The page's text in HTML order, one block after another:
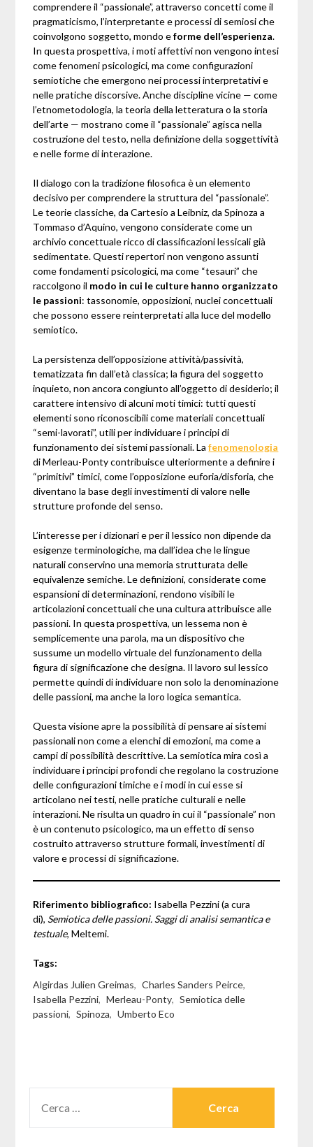
comprendere il “passionale”, attraverso concetti come il
pragmaticismo, l’interpretante e processi di semiosi che
coinvolgono soggetto, mondo eforme dell’esperienza.
In questa prospettiva, i moti affettivi non vengono intesi
come fenomeni psicologici, ma come configurazioni
semiotiche che emergono nei processi interpretativi e
nelle pratiche discorsive. Anche discipline vicine — come
l’etnometodologia, la teoria della letteratura o la storia
dell’arte — mostrano come il “passionale” agisca nella
costruzione del testo, nella definizione della soggettività
e nelle forme di interazione.
Il dialogo con la tradizione filosofica è un elemento
decisivo per comprendere la struttura del “passionale”.
Le teorie classiche, da Cartesio a Leibniz, da Spinoza a
Tommaso d’Aquino, vengono considerate come un
archivio concettuale ricco di classificazioni lessicali già
sedimentate. Questi repertori non vengono assunti
come fondamenti psicologici, ma come “tesauri” che
raccolgono il modo in cui le culture hanno organizzato
le passioni: tassonomie, opposizioni, nuclei concettuali
che possono essere reinterpretati alla luce del modello
semiotico.
La persistenza dell’opposizione attività/passività,
tematizzata fin dall’età classica; la figura del soggetto
inquieto, non ancora congiunto all’oggetto di desiderio; il
carattere intensivo di alcuni moti timici: tutti questi
elementi sono riconoscibili come materiali concettuali
“semi-lavorati”, utili per individuare i principi di
funzionamento dei sistemi passionali. Lafenomenologia
di Merleau-Ponty contribuisce ulteriormente a definire i
“primitivi” timici, come l’opposizione euforia/disforia, che
diventano la base degli investimenti di valore nelle
strutture profonde del senso.
L’interesse per i dizionari e per il lessico non dipende da
esigenze terminologiche, ma dall’idea che le lingue
naturali conservino una memoria strutturata delle
equivalenze semiche. Le definizioni, considerate come
espansioni di determinazioni, rendono visibili le
articolazioni concettuali che una cultura attribuisce alle
passioni. In questa prospettiva, un lessema non è
semplicemente una parola, ma un dispositivo che
sussume un modello virtuale del funzionamento della
figura di significazione che designa. Il lavoro sul lessico
permette quindi di individuare non solo la denominazione
delle passioni, ma anche la loro logica semantica.
Questa visione apre la possibilità di pensare ai sistemi
passionali non come a elenchi di emozioni, ma come a
campi di possibilità descrittive. La semiotica mira così a
individuare i principi profondi che regolano la costruzione
delle configurazioni timiche e i modi in cui esse si
articolano nei testi, nelle pratiche culturali e nelle
interazioni. Ne risulta un quadro in cui il “passionale” non
è un contenuto psicologico, ma un effetto di senso
costruito attraverso strutture formali, investimenti di
valore e processi di significazione.
Riferimento bibliografico: Isabella Pezzini (a cura
di), Semiotica delle passioni. Saggi di analisi semantica e
testuale, Meltemi.
Tags:
Algirdas Julien Greimas, Charles Sanders Peirce,
Isabella Pezzini, Merleau-Ponty, Semiotica delle
passioni, Spinoza, Umberto Eco
PER: